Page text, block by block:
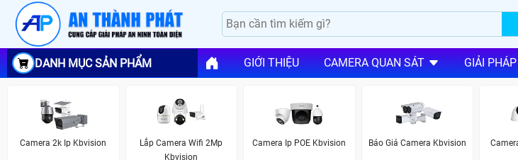
DANH MỤC SẢN PHẨM GIỚI THIỆU CAMERA QUAN SÁT GIẢI PHÁP
Camera 2k Ip Kbvision
Lắp Camera Wifi 2Mp
Kbvision
Camera Ip POE Kbvision Báo Giá Camera Kbvision